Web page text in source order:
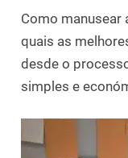
Como
quais as
desde o
simples e